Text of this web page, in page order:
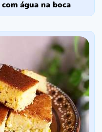
água na boca